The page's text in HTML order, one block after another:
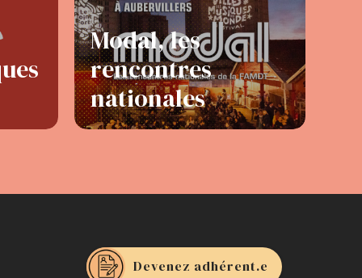
Modal, les
rencontres
nationales
Devenez adhérent.e